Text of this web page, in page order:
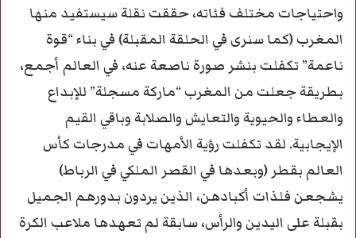
واحتياجات مختلف فئاته، حققت نقلة سيستفيد منها
المغرب (كما سنرى في الحلقة المقبلة) في بناء “قوة
ناعمة” تكفلت بنشر صورة ناصعة عنه، في العالم أجمع،
بطريقة جعلت من المغرب “ماركة مسجلة” للإبداع
والعطاء والحيوية والتعايش والصلابة وباقي القيم
الإيجابية. لقد تكفلت رؤية الأمهات في مدرجات كأس
العالم بقطر (وبعدها في القصر الملكي في الرباط)
يشجعن فلذات أكبادهن، الذين يردون بدورهم الجميل
بقبلة على اليدين والرأس، سابقة لم تعهدها ملاعب الكرة